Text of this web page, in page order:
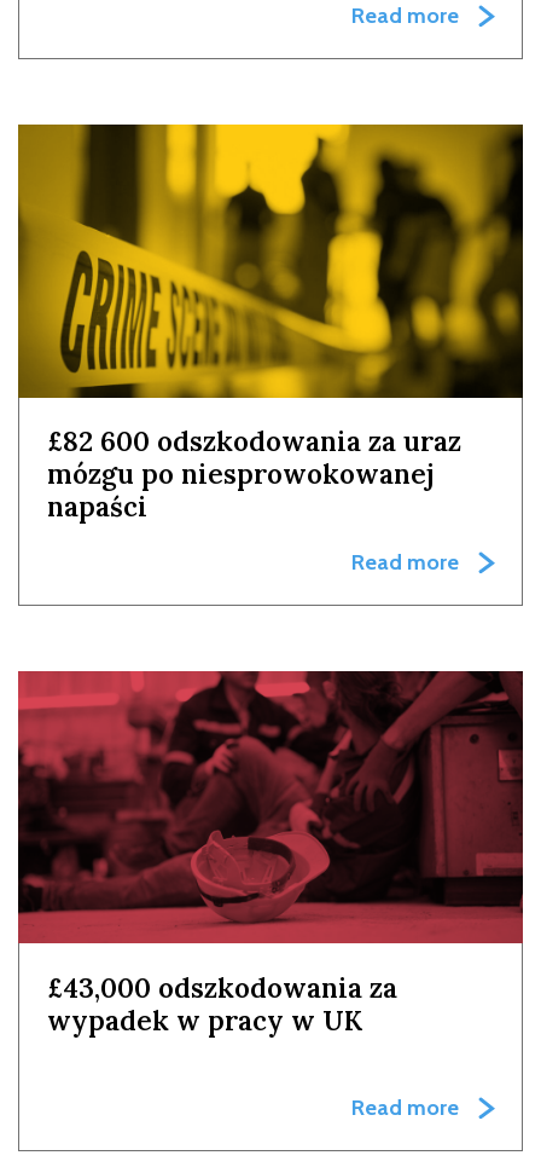
Read more
£82 600 odszkodowania za uraz
mózgu po niesprowokowanej
napaści
Read more
£43,000 odszkodowania za
wypadek w pracy w UK
Read more